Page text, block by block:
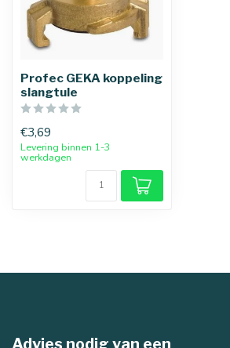
Profec GEKA koppeling
slangtule
€3,69
Levering binnen 1-3
werkdagen
Advies nodig van een